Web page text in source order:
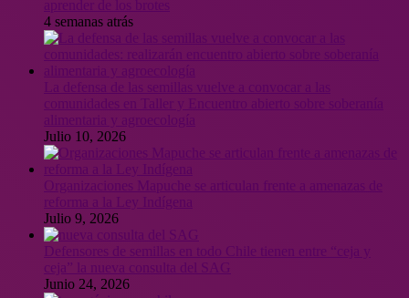
4 semanas atrás
Julio 10, 2026
Organizaciones Mapuche se articulan frente a amenazas de
Julio 9, 2026
Junio 24, 2026